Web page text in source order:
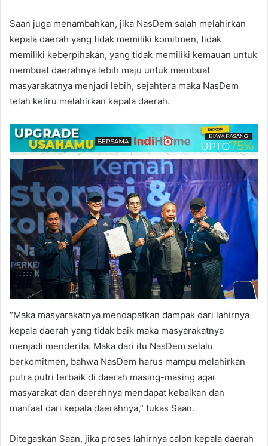
Saan juga menambahkan, jika NasDem salah melahirkan
kepala daerah yang tidak memiliki komitmen, tidak
memiliki keberpihakan, yang tidak memiliki kemauan untuk
membuat daerahnya lebih maju untuk membuat
masyarakatnya menjadi lebih, sejahtera maka NasDem
telah keliru melahirkan kepala daerah.
“Maka masyarakatnya mendapatkan dampak dari lahirnya
kepala daerah yang tidak baik maka masyarakatnya
menjadi menderita. Maka dari itu NasDem selalu
berkomitmen, bahwa NasDem harus mampu melahirkan
putra putri terbaik di daerah masing-masing agar
masyarakat dan daerahnya mendapat kebaikan dan
manfaat dari kepala daerahnya,” tukas Saan.
Ditegaskan Saan, jika proses lahirnya calon kepala daerah